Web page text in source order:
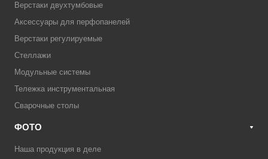
Верстаки двухтумбовые
Аксессуары для перфопанелей
Верстаки регулируемые
Стеллажи
Модульные системы
Тележка инструментальная
Сварочные столы
ФОТО
Наша продукция в деле